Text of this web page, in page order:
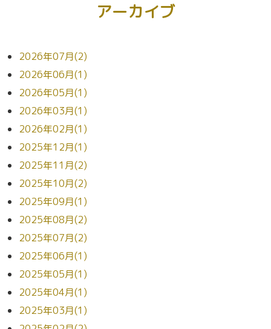
アーカイブ
2026年07月(2)
2026年06月(1)
2026年05月(1)
2026年03月(1)
2026年02月(1)
2025年12月(1)
2025年11月(2)
2025年10月(2)
2025年09月(1)
2025年08月(2)
2025年07月(2)
2025年06月(1)
2025年05月(1)
2025年04月(1)
2025年03月(1)